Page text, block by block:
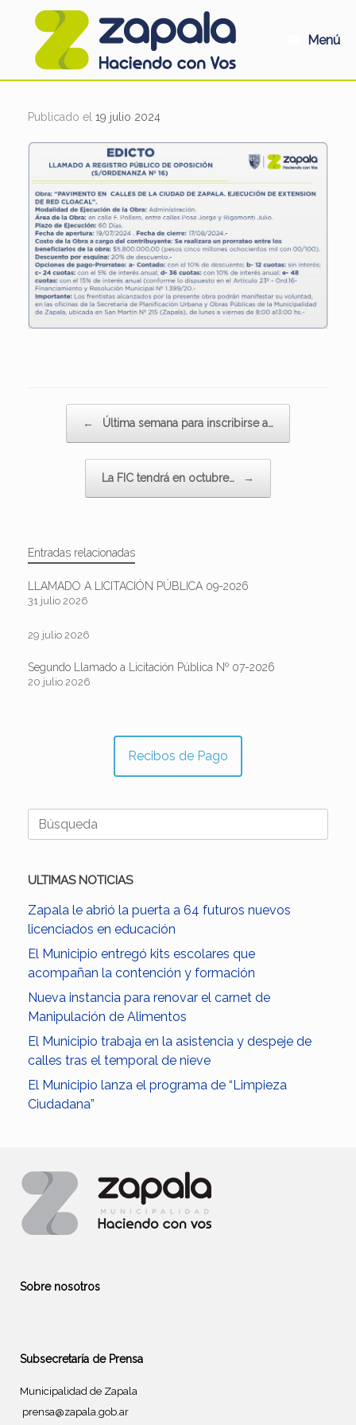
Menú
Publicado el 19 julio 2024
← Última semana para inscribirse a…
La FIC tendrá en octubre… →
Entradas relacionadas
LLAMADO A LICITACIÓN PÚBLICA 09-2026
31 julio 2026
29 julio 2026
Segundo Llamado a Licitación Pública Nº 07-2026
20 julio 2026
Recibos de Pago
Buscar:
ULTIMAS NOTICIAS
Zapala le abrió la puerta a 64 futuros nuevos
licenciados en educación
El Municipio entregó kits escolares que
acompañan la contención y formación
Nueva instancia para renovar el carnet de
Manipulación de Alimentos
El Municipio trabaja en la asistencia y despeje de
calles tras el temporal de nieve
El Municipio lanza el programa de “Limpieza
Ciudadana”
Sobre nosotros
Subsecretaría de Prensa
Municipalidad de Zapala
prensa@zapala.gob.ar